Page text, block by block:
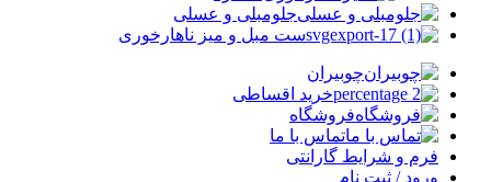
جلومبلی و عسلی
ست مبل و میز ناهارخوری
چوبیران
خرید اقساطی
فروشگاه
تماس با ما
فرم و شرایط گارانتی
ورود / ثبت نام